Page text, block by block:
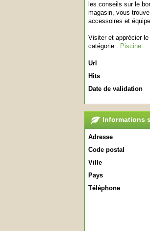
les conseils sur le
magasin, vous
accessoires et
Visiter et apprécier
catégorie : Piscine
Url
Hits
Date de validation
Informations
Adresse
Code postal
Ville
Pays
Téléphone